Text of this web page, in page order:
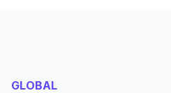
GLOBAL